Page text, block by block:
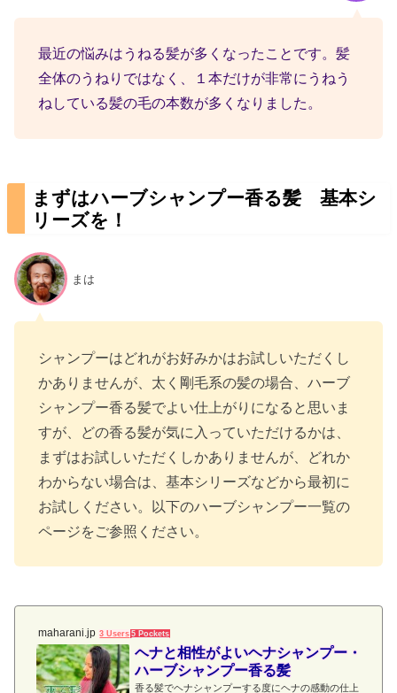
最近の悩みはうねる髪が多くなったことです。髪
全体のうねりではなく、１本だけが非常にうねう
ねしている髪の毛の本数が多くなりました。
まずはハーブシャンプー香る髪 基本シ
リーズを！
まは
シャンプーはどれがお好みかはお試しいただくし
かありませんが、太く剛毛系の髪の場合、ハーブ
シャンプー香る髪でよい仕上がりになると思いま
すが、どの香る髪が気に入っていただけるかは、
まずはお試しいただくしかありませんが、どれか
わからない場合は、基本シリーズなどから最初に
お試しください。以下のハーブシャンプー一覧の
ページをご参照ください。
maharani.jp 3 Users 5 Pockets
ヘナと相性がよいヘナシャンプー・
ハーブシャンプー香る髪
香る髪でヘナシャンプーする度にヘナの感動の仕上